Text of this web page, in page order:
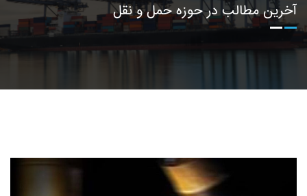
آخرين مطالب در حوزه حمل و نقل